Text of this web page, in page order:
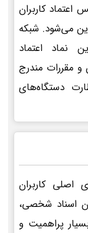
کاربران
می‌شود. شبکه
نماد اعتماد
و مقررات مندرج
دستگاه‌های
اصلی کاربران
اسناد شخصی،
پراهمیت و